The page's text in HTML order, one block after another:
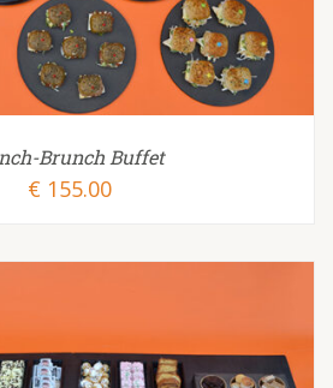
Brunch Buffet
€ 155.00